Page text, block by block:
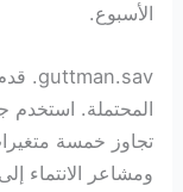
الأسبوع.
تجاوز خمسة
ومشاعر الانتماء